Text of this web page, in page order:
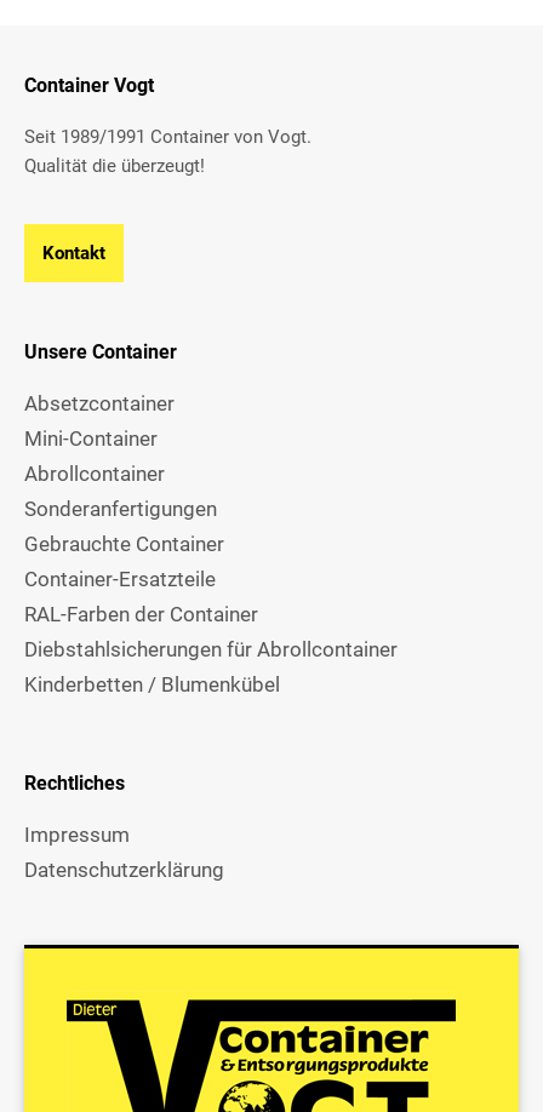
Container Vogt
Seit 1989/1991 Container von Vogt.
Qualität die überzeugt!
Kontakt
Unsere Container
Absetzcontainer
Mini-Container
Abrollcontainer
Sonderanfertigungen
Gebrauchte Container
Container-Ersatzteile
RAL-Farben der Container
Diebstahlsicherungen für Abrollcontainer
Kinderbetten / Blumenkübel
Rechtliches
Impressum
Datenschutzerklärung